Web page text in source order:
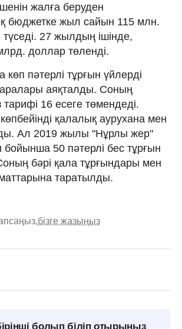
жалға беруден
бюджетке жыл сайын 115 млн.
27 жылдың ішінде,
доллар төленді.
көп пәтерлі тұрғын үйлерді
аяқталды. Соның
16 есеге төмендеді.
қалалық аурухана мен
Ал 2019 жылы "Нұрлы жер"
50 пәтерлі бес тұрғын
бәрі қала тұрғындары мен
таратылды.
бізге жазыңыз
болып біліп отырыңыз